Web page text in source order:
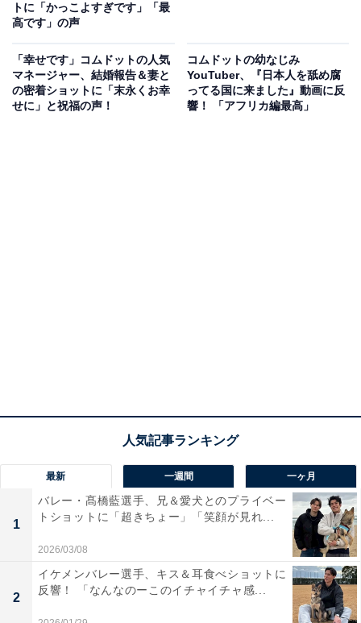
トに「かっこよすぎです」「最
高です」の声
「幸せです」コムドットの人気
マネージャー、結婚報告＆妻と
の密着ショットに「末永くお幸
せに」と祝福の声！
コムドットの幼なじみ
YouTuber、『日本人を舐め腐
ってる国に来ました』動画に反
響！ 「アフリカ編最高」
最新 一週間 一ヶ月
1
バレー・髙橋藍選手、兄＆愛犬とのプライベー
トショットに「超きちょー」「笑顔が見れ...
2026/03/08
2
イケメンバレー選手、キス＆耳食べショットに
反響！ 「なんなのーこのイチャイチャ感...